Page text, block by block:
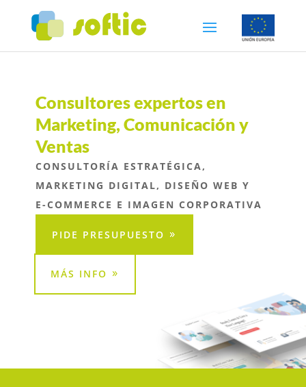
Consultores expertos en
Marketing, Comunicación y
Ventas
CONSULTORÍA ESTRATÉGICA,
MARKETING DIGITAL, DISEÑO WEB Y
E-COMMERCE E IMAGEN CORPORATIVA
PIDE PRESUPUESTO
MÁS INFO